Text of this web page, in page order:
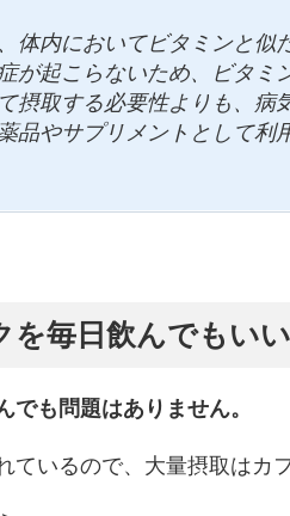
体内においてビタミンと似
が起こらないため、ビタミ
摂取する必要性よりも、病
品やサプリメントとして利
を毎日飲んでもい
でも問題はありません。
ているので、大量摂取はカ